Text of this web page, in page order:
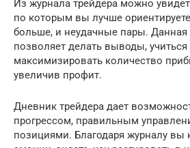
Из журнала трейдера можно
по которым вы лучше
больше, и неудачные пары.
позволяет делать выводы,
максимизировать количество
увеличив профит.
Дневник трейдера дает
прогрессом, правильным
позициями. Благодаря журналу вы